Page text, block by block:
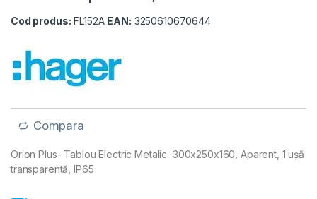
Cod produs: FL152A EAN: 3250610670644
Compara
Orion Plus- Tablou Electric Metalic 300x250x160, Aparent, 1 ușă
transparentă, IP65